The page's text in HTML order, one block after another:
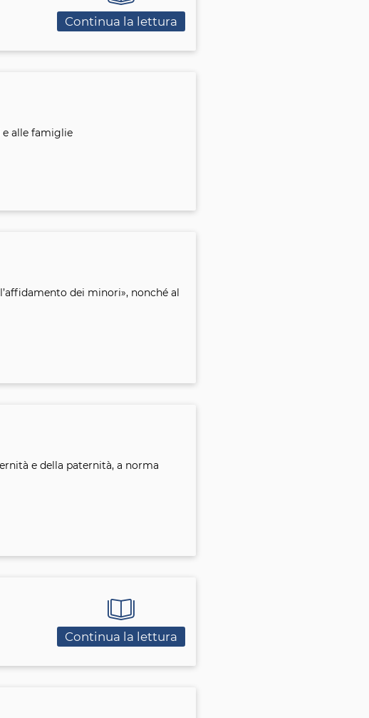
Continua la lettura
alle famiglie
dei minori», nonché al
e della paternità, a norma
Continua la lettura